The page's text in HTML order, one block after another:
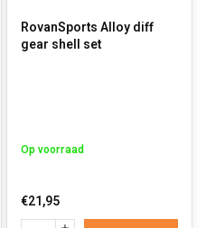
RovanSports Alloy diff
gear shell set
Op voorraad
€21,95